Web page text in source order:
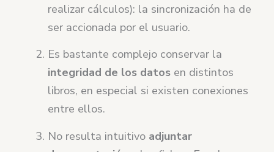
realizar cálculos): la sincronización ha de
ser accionada por el usuario.
Es bastante complejo conservar la
integridad de los datos en distintos
libros, en especial si existen conexiones
entre ellos.
No resulta intuitivo adjuntar